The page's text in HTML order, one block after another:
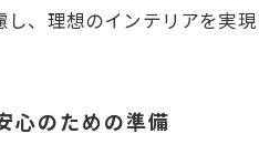
、理想のインテリアを実現
心のための準備